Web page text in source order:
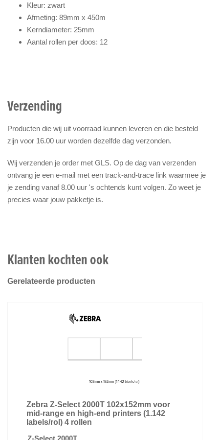
Kleur: zwart
Afmeting: 89mm x 450m
Kerndiameter: 25mm
Aantal rollen per doos: 12
Verzending
Producten die wij uit voorraad kunnen leveren en die besteld
zijn voor 16.00 uur worden dezelfde dag verzonden.
Wij verzenden je order met GLS. Op de dag van verzenden
ontvang je een e-mail met een track-and-trace link waarmee je
je zending vanaf 8.00 uur 's ochtends kunt volgen. Zo weet je
precies waar jouw pakketje is.
Klanten kochten ook
Gerelateerde producten
Zebra Z-Select 2000T 102x152mm voor
mid-range en high-end printers (1.142
labels/rol) 4 rollen
Z-Select 2000T